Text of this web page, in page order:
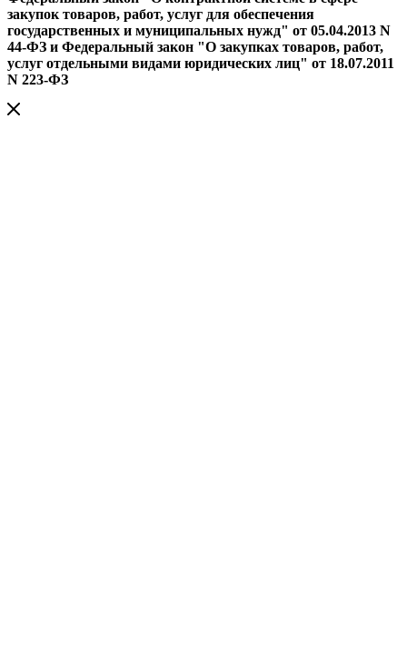
закупок товаров, работ, услуг для обеспечения
государственных и муниципальных нужд" от 05.04.2013 N
44-ФЗ и Федеральный закон "О закупках товаров, работ,
услуг отдельными видами юридических лиц" от 18.07.2011
N 223-ФЗ